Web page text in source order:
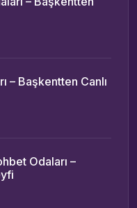
– Başkentten Canlı
Odaları –